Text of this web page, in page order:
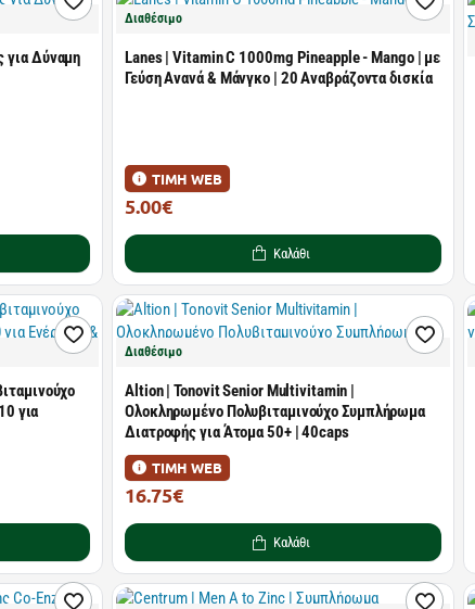
για Δύναμη
Διαθέσιμο
Lanes | Vitamin C 1000mg Pineapple - Mango | με
Γεύση Ανανά & Μάνγκο | 20 Αναβράζοντα δισκία
ΤΙΜΗ WEB
5.00€
Καλάθι
για
Διαθέσιμο
Altion | Tonovit Senior Multivitamin |
Ολοκληρωμένο Πολυβιταμινούχο Συμπλήρωμα
Διατροφής για Άτομα 50+ | 40caps
ΤΙΜΗ WEB
16.75€
Καλάθι